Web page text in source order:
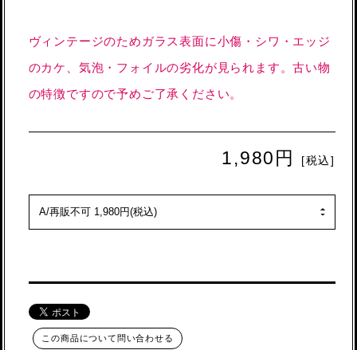
ヴィンテージのためガラス表面に小傷・シワ・エッジ
のカケ、気泡・フォイルの劣化が見られます。古い物
の特徴ですので予めご了承ください。
1,980円 [税込]
この商品について問い合わせる